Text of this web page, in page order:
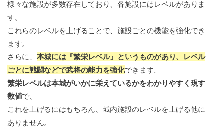
様々な施設が多数存在しており、各施設にはレベルがありま
す。
これらのレベルを上げることで、施設ごとの機能を強化でき
ます。
さらに、 本城には『繁栄レベル』というものがあり、レベル
ごとに戦闘などで武将の能力を強化できます。
繁栄レベルは本城がいかに栄えているかをわかりやすく現す
数値で、
これを上げるにはもちろん、城内施設のレベルを上げる他に
ありません。